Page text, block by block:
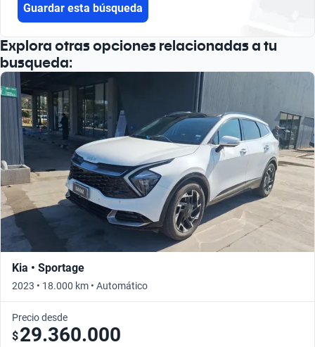
Guardar esta búsqueda
Explora otras opciones relacionadas a tu
busqueda:
Kia • Sportage
2023 • 18.000 km • Automático
Precio desde
$29.360.000